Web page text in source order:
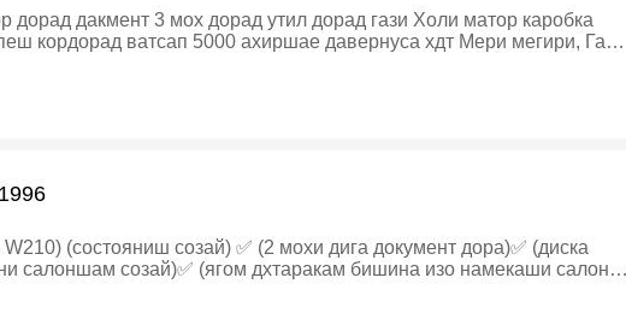
дорад дакмент 3 мох дорад утил дорад гази Холи матор каробка
кордорад ватсап 5000 ахиршае давернуса хдт Мери мегири, Газ-
(состояниш созай) ✅ (2 мохи дига документ дора)✅ (диска
салоншам созай)✅ (ягом дхтаракам бишина изо намекаши салонш
кни якум мошин харидм рости гап мада нашид метарсм рахда бром